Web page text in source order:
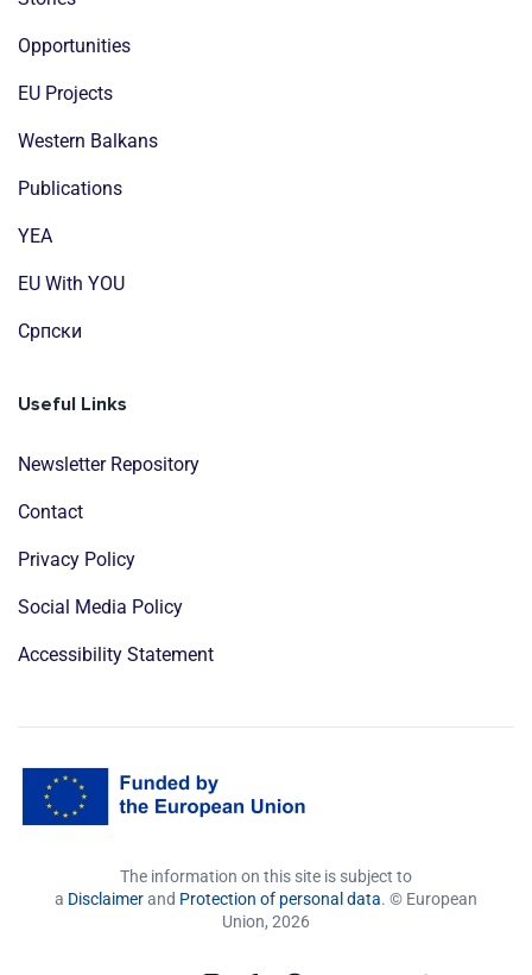
Opportunities
EU Projects
Western Balkans
Publications
YEA
EU With YOU
Cрпски
Useful Links
Newsletter Repository
Contact
Privacy Policy
Social Media Policy
Accessibility Statement
The information on this site is subject to
a Disclaimerand Protection of personal data. © European
Union, 2026